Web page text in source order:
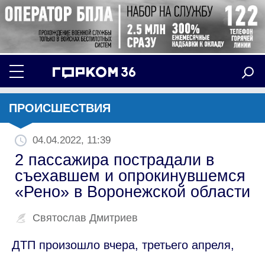
ПРОИСШЕСТВИЯ
04.04.2022, 11:39
2 пассажира пострадали в
съехавшем и опрокинувшемся
«Рено» в Воронежской области
Святослав Дмитриев
ДТП произошло вчера, третьего апреля,